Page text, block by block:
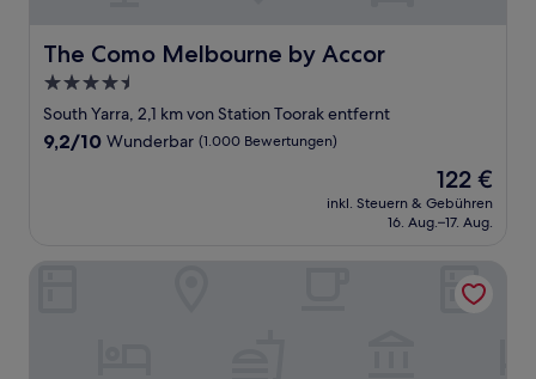
The Como Melbourne by Accor
The Como Melbourne by Accor
4.5-
Sterne-
Unterkunft
South Yarra, 2,1 km von Station Toorak entfernt
9.2
9,2/10 Wunderbar (1.000 Bewertungen)
Der
Preis
beträgt
122 €
inkl. Steuern & Gebühren
16. Aug.–17. Aug.